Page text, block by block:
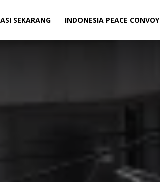
SEKARANG INDONESIA PEACE CONVOY